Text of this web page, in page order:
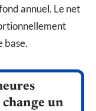
annuel. Le net
base.
un